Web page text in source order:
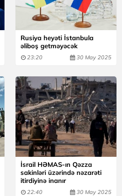
Rusiya heyəti İstanbula
əliboş getməyəcək
23:20 30 May 2025
İsrail HƏMAS-ın Qəzza
sakinləri üzərində nəzarəti
itirdiyinə inanır
22:40 30 May 2025